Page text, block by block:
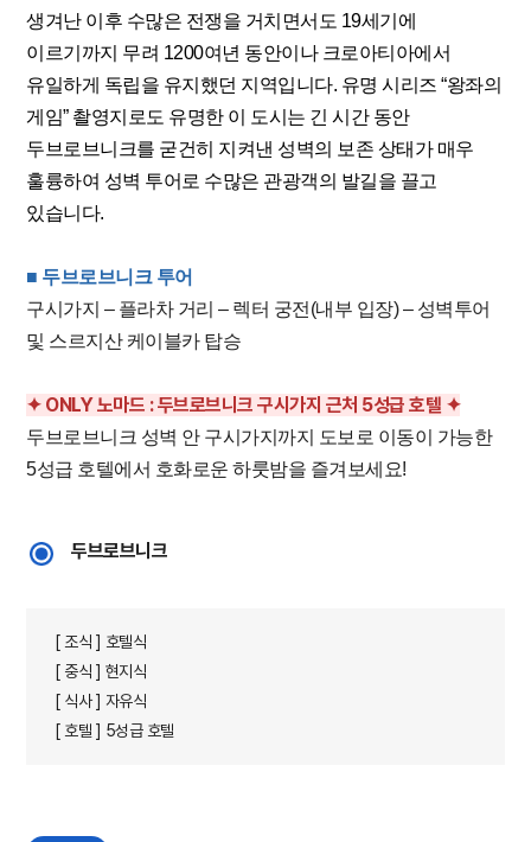
생겨난 이후 수많은 전쟁을 거치면서도 19세기에
이르기까지 무려 1200여년 동안이나 크로아티아에서
유일하게 독립을 유지했던 지역입니다. 유명 시리즈 “왕좌의
게임” 촬영지로도 유명한 이 도시는 긴 시간 동안
두브로브니크를 굳건히 지켜낸 성벽의 보존 상태가 매우
훌륭하여 성벽 투어로 수많은 관광객의 발길을 끌고
있습니다.
■ 두브로브니크 투어
구시가지 – 플라차 거리 – 렉터 궁전(내부 입장) – 성벽투어
및 스르지산 케이블카 탑승
✦ ONLY 노마드 : 두브로브니크 구시가지 근처 5성급 호텔 ✦
두브로브니크 성벽 안 구시가지까지 도보로 이동이 가능한
5성급 호텔에서 호화로운 하룻밤을 즐겨보세요!
두브로브니크
[ 조식 ] 호텔식
[ 중식 ] 현지식
[ 식사 ] 자유식
[ 호텔 ] 5성급 호텔